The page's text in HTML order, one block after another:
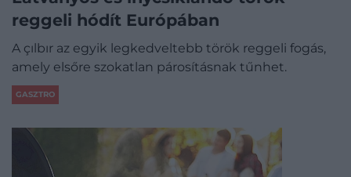
reggeli hódít Európában
A çılbır az egyik legkedveltebb török reggeli fogás,
amely elsőre szokatlan párosításnak tűnhet.
GASZTRO